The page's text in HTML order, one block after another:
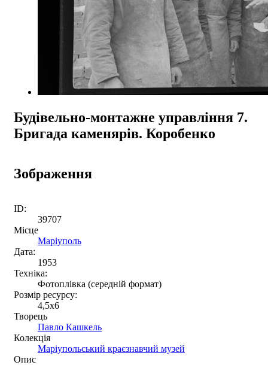
Будівельно-монтажне управління 7.
Бригада каменярів. Коробенко
Зображення
ID:
39707
Місце
Маріуполь
Дата:
1953
Техніка:
Фотоплівка (середній формат)
Розмір ресурсу:
4,5x6
Творець
Павло Кашкель
Колекція
Маріупольський краєзнавчий музей
Опис